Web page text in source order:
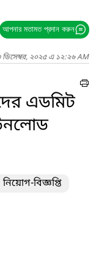
আপনার মতামত প্রদান করুন
ডিসেম্বর, ২০২৫ এ ১২:২৬ AM
এডমিট
বিজ্ঞপ্তি